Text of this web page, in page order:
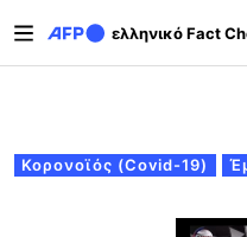
ελληνικό Fact
Πρωτεύουσες
Κορονοϊός (Covid-19)